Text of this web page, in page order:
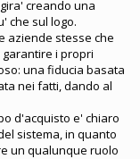
creando una
che sul logo.
aziende stesse che
i propri
una fiducia basata
nei fatti, dando al
d'acquisto e' chiaro
sistema, in quanto
un qualunque ruolo